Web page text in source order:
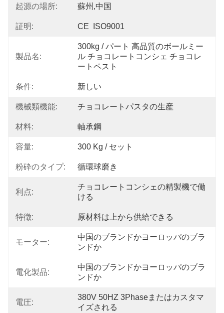
起源の場所: 蘇州,中国
証明: CE  ISO9001
製品名:
300kg / パート 高品質のボールミー
ル チョコレートコンシェ チョコレ
ートペスト
条件: 新しい
機械類機能: チョコレートパスタの生産
材料: 軸承鋼
容量: 300 Kg / セット
粉砕のタイプ: 循環球磨き
利点:
チョコレートコンシェの精製機で働
ける
特徴: 原材料は上から供給できる
モーター:
中国のブランドかヨーロッパのブラ
ンドか
電化製品:
中国のブランドかヨーロッパのブラ
ンドか
電圧:
380V 50HZ 3Phaseまたはカスタマ
イズされる